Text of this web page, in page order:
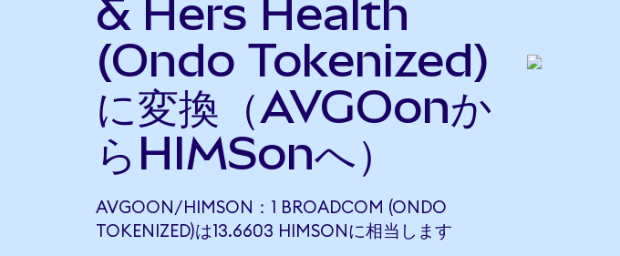
& Hers Health
(Ondo Tokenized)
に変換（AVGOonか
らHIMSonへ）
AVGOON/HIMSON：1 BROADCOM (ONDO
TOKENIZED)は13.6603 HIMSONに相当します